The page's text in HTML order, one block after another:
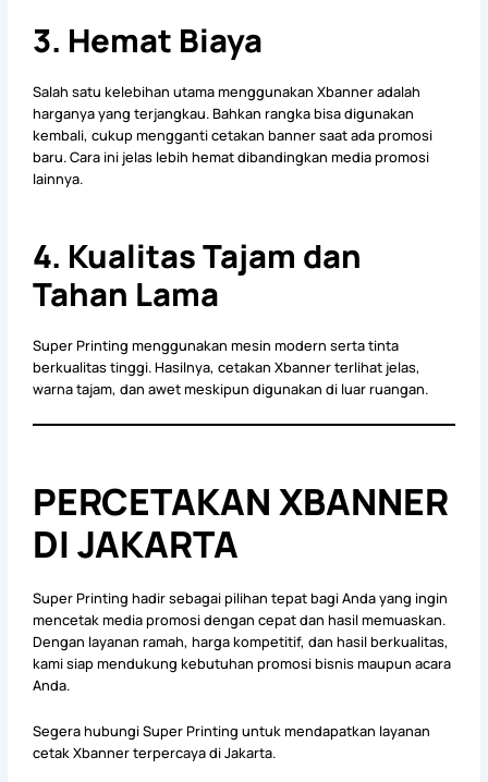
3. Hemat Biaya
Salah satu kelebihan utama menggunakan Xbanner adalah
harganya yang terjangkau. Bahkan rangka bisa digunakan
kembali, cukup mengganti cetakan banner saat ada promosi
baru. Cara ini jelas lebih hemat dibandingkan media promosi
lainnya.
4. Kualitas Tajam dan
Tahan Lama
Super Printing menggunakan mesin modern serta tinta
berkualitas tinggi. Hasilnya, cetakan Xbanner terlihat jelas,
warna tajam, dan awet meskipun digunakan di luar ruangan.
PERCETAKAN XBANNER
DI JAKARTA
Super Printing hadir sebagai pilihan tepat bagi Anda yang ingin
mencetak media promosi dengan cepat dan hasil memuaskan.
Dengan layanan ramah, harga kompetitif, dan hasil berkualitas,
kami siap mendukung kebutuhan promosi bisnis maupun acara
Anda.
Segera hubungi Super Printing untuk mendapatkan layanan
cetak Xbanner terpercaya di Jakarta.